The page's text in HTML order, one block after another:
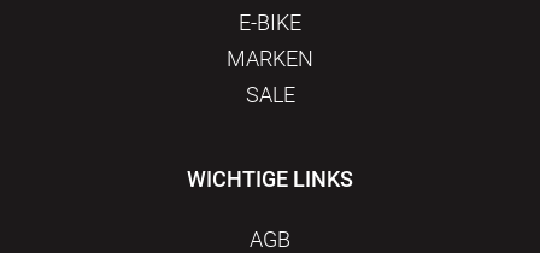
E-BIKE
MARKEN
SALE
WICHTIGE LINKS
AGB